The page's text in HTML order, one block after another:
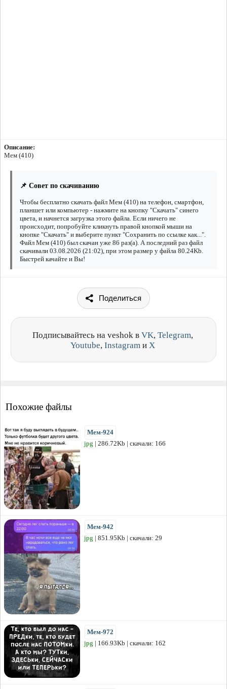
Описание:
Мем (410)
📌 Совет по скачиванию
Чтобы бесплатно скачать файл Мем (410) на телефон, смартфон,
планшет или компьютер - нажмите на кнопку "Скачать" синего
цвета, и начнется загрузка этого файла. Если ничего не
происходит, попробуйте кликнуть правой кнопкой мыши на
кнопке "Скачать" и выберите пункт "Сохранить по ссылке как...".
Файл Мем (410) был скачан уже 86 раз(а). А последний раз файл
скачивали 03.08.2026 (21:02), при этом размер у файла 80.24Kb.
Быстрей качайте и Вы!
Поделиться
Подписывайтесь на veshok в VK, Telegram,
Youtube, Instagram и X
Похожие файлы
Мем-924
jpg | 286.72Kb | скачали: 166
Мем-942
jpg | 851.95Kb | скачали: 29
Мем-972
jpg | 166.93Kb | скачали: 162